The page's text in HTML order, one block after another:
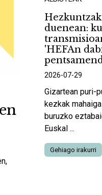
duenean:
'HEFAn
2026-07-29
Gizartean puri-
kezkak
buruzko
Euskal ...
Gehiago irakurri